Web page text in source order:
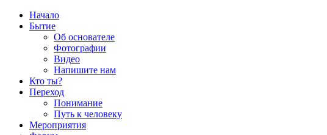
Начало
Бытие
Об основателе
Фотографии
Видео
Напишите нам
Кто ты?
Переход
Понимание
Путь к человеку
Мероприятия